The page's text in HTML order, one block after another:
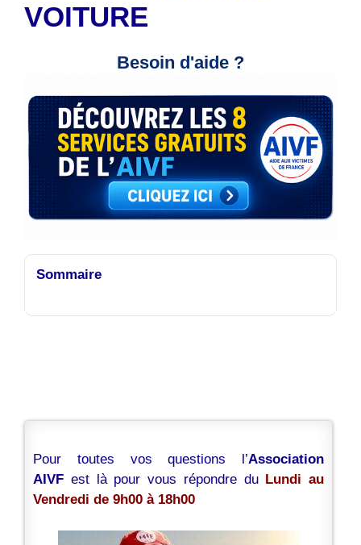
VOITURE
Besoin d'aide ?
Sommaire
Pour toutes vos questions l’Association
AIVF est là pour vous répondre du Lundi au
Vendredi de 9h00 à 18h00